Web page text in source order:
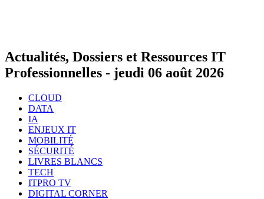
Actualités, Dossiers et Ressources IT
Professionnelles - jeudi 06 août 2026
CLOUD
DATA
IA
ENJEUX IT
MOBILITÉ
SÉCURITÉ
LIVRES BLANCS
TECH
ITPRO TV
DIGITAL CORNER